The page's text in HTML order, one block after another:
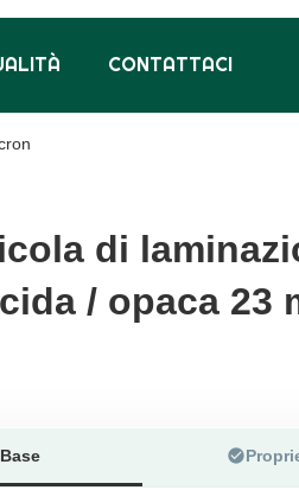
CONTATTACI
di
/ opaca 23
di
/ opaca 23